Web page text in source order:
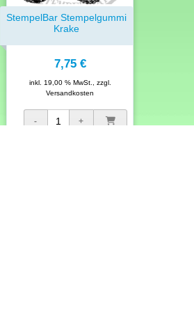
StempelBar Stempelgummi
Krake
7,75 €
inkl. 19,00 % MwSt., zzgl.
Versandkosten